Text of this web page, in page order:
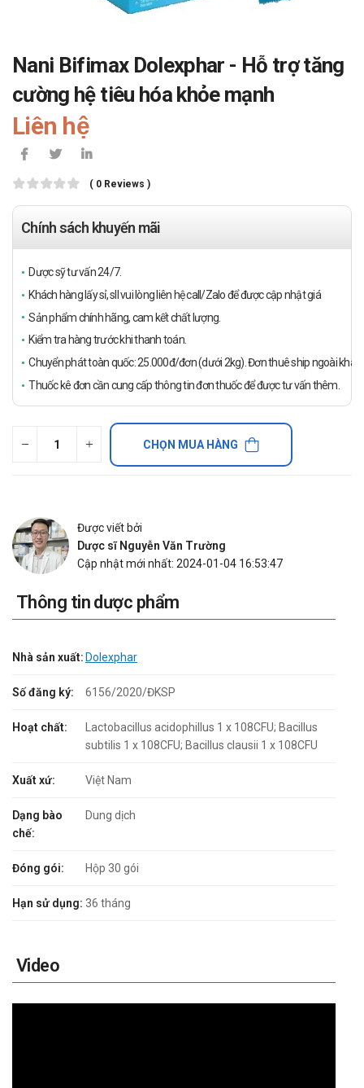
Nani Bifimax Dolexphar - Hỗ trợ tăng
cường hệ tiêu hóa khỏe mạnh
Liên hệ
( 0 Reviews )
Chính sách khuyến mãi
Dược sỹ tư vấn 24/7.
Khách hàng lấy sỉ, sll vui lòng liên hệ call/Zalo để được cập nhật giá
Sản phẩm chính hãng, cam kết chất lượng.
Kiểm tra hàng trước khi thanh toán.
Chuyển phát toàn quốc: 25.000đ/đơn (dưới 2kg). Đơn thuê ship ngoài
Thuốc kê đơn cần cung cấp thông tin đơn thuốc để được tư vấn thêm.
CHỌN MUA HÀNG
Được viết bởi
Dược sĩ Nguyễn Văn Trường
Cập nhật mới nhất: 2024-01-04 16:53:47
Thông tin dược phẩm
Nhà sản xuất: Dolexphar
Số đăng ký: 6156/2020/ĐKSP
Hoạt chất:
Lactobacillus acidophillus 1 x 108CFU; Bacillus
subtilis 1 x 108CFU; Bacillus clausii 1 x 108CFU
Xuất xứ: Việt Nam
Dạng bào
chế:
Dung dịch
Đóng gói: Hộp 30 gói
Hạn sử dụng: 36 tháng
Video